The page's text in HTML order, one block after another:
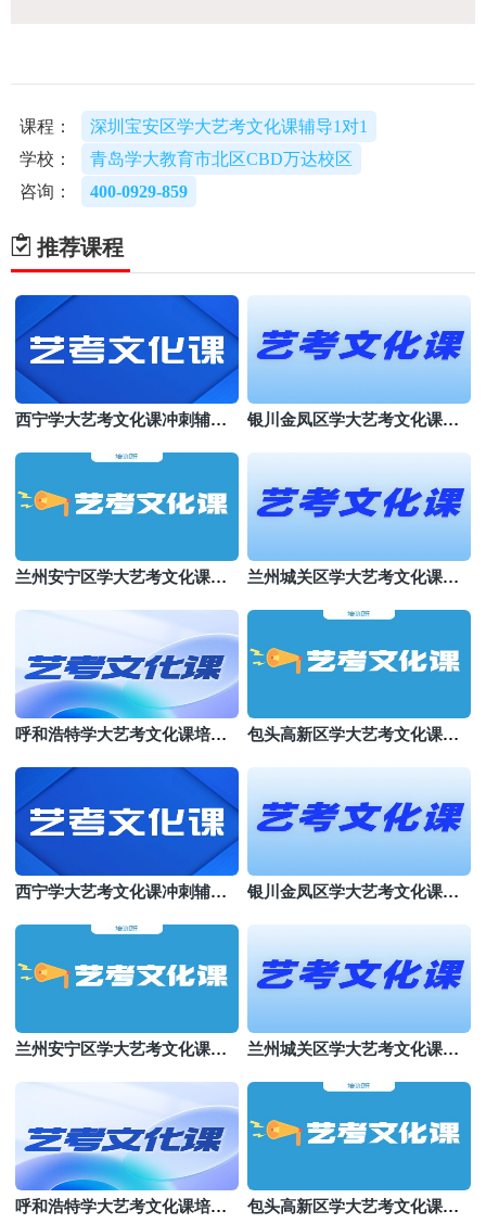
课程：
深圳宝安区学大艺考文化课辅导1对1
学校：
青岛学大教育市北区CBD万达校区
咨询：
400-0929-859
推荐课程
西宁学大艺考文化课冲刺辅导
银川金凤区学大艺考文化课机
兰州安宁区学大艺考文化课培
兰州城关区学大艺考文化课班
呼和浩特学大艺考文化课培训
包头高新区学大艺考文化课集
西宁学大艺考文化课冲刺辅导
银川金凤区学大艺考文化课机
兰州安宁区学大艺考文化课培
兰州城关区学大艺考文化课班
呼和浩特学大艺考文化课培训
包头高新区学大艺考文化课集